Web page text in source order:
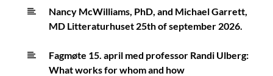
Nancy McWilliams, PhD, and Michael Garrett,
MD Litteraturhuset 25th of september 2026.
Fagmøte 15. april med professor Randi Ulberg:
What works for whom and how